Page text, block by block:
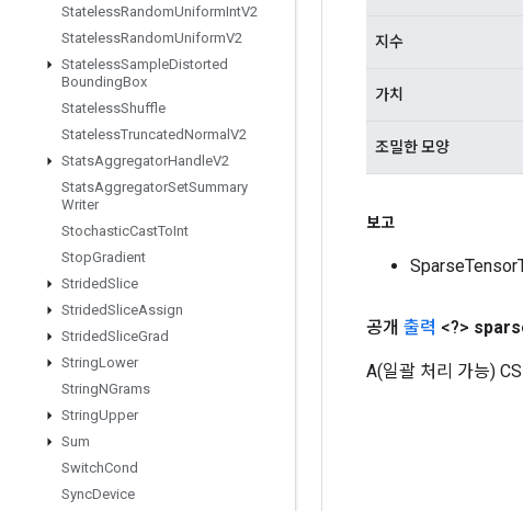
StatelessRandomUniformIntV2
StatelessRandomUniformV2
StatelessSampleDistorted
BoundingBox
StatelessShuffle
StatelessTruncatedNormal V2
StatsAggregatorHandleV2
StatsAggregatorSetSummary
Writer
StochasticCastToInt
StopGradient
StridedSlice
StridedSliceAssign
StridedSliceGrad
StringLower
StringNGrams
StringUpper
Sum
SwitchCond
SyncDevice
지수
가치
조밀한 모양
보고
공개 출력 <?>
A(일괄 처리 가능)